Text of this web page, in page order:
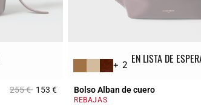
Price reduced from
255 €to153 €5 out of 5 Customer Rating
EN LISTA DE
+ 2
Bolso Alban de cuero
REBAJAS